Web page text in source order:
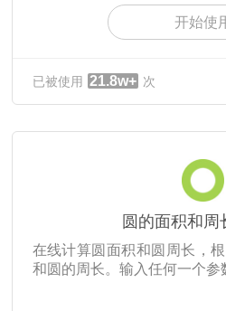
开始使
已被使用 21.8w+ 次
圆的面积和周
在线计算圆面积和圆周长，
和圆的周长。输入任何一个参